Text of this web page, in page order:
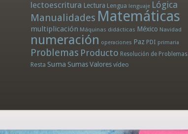
lectoescritura Lectura Lengua lenguaje Lógica
Manualidades Matemáticas
multiplicación Máquinas didácticas México Navidad
numeración operaciones Paz PDI primaria
Problemas Producto Resolución de Problemas
Resta Suma SumasValores vídeo